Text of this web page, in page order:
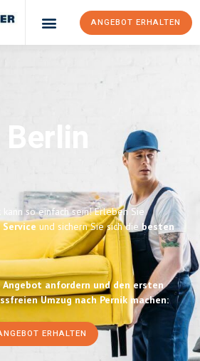
ANGEBOT ERHALTEN
so einfach sein! Erleben Sie
und sichern Sie sich diebesten
anfordern und den ersten
Umzug nach Pernik machen:
ERHALTEN